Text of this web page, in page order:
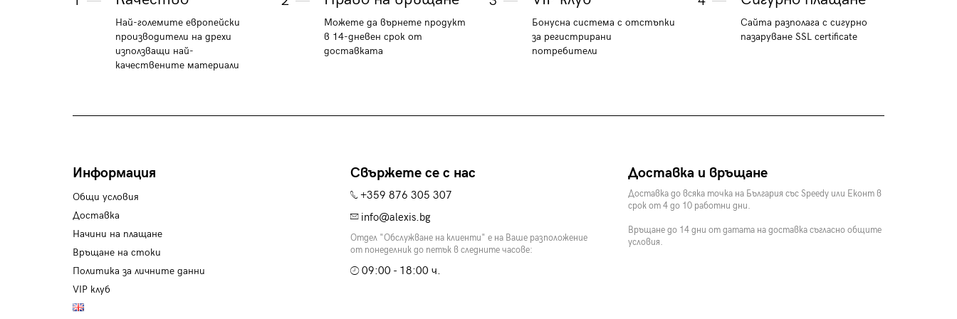
Най-големите европейски
производители на дрехи
използващи най-
качествените материали
Можете да върнете продукт
в 14-дневен срок от
доставката
Бонусна система с отстъпки
за регистрирани
потребители
Сайта разполага с сигурно
пазаруване SSL certificate
Информация
Общи условия
Доставка
Начини на плащане
Връщане на стоки
Политика за личните данни
VIP клуб
Свържете се с нас
+359 876 305 307
info@alexis.bg
Отдел "Обслужване на клиенти" е на Ваше разположение
от понеделник до петък в следните часове:
09:00 - 18:00 ч.
Доставка и връщане
Доставка до всяка точка на България със Speedy или Еконт в
срок от 4 до 10 работни дни.
Връщане до 14 дни от датата на доставка съгласно общите
условия.